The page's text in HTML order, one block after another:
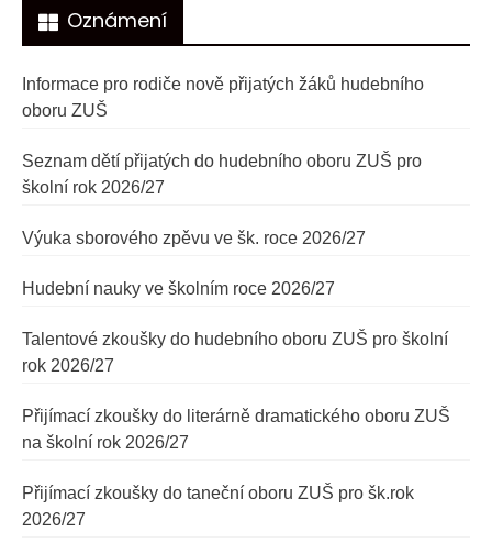
Oznámení
Informace pro rodiče nově přijatých žáků hudebního
oboru ZUŠ
Seznam dětí přijatých do hudebního oboru ZUŠ pro
školní rok 2026/27
Výuka sborového zpěvu ve šk. roce 2026/27
Hudební nauky ve školním roce 2026/27
Talentové zkoušky do hudebního oboru ZUŠ pro školní
rok 2026/27
Přijímací zkoušky do literárně dramatického oboru ZUŠ
na školní rok 2026/27
Přijímací zkoušky do taneční oboru ZUŠ pro šk.rok
2026/27